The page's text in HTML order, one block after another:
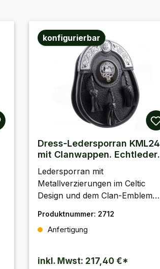
konfigurierbar
Dress-Ledersporran KML24
mit Clanwappen. Echtleder,
handgefertigt
Ledersporran mit
Metallverzierungen im Celtic
Design und dem Clan-Emblem
handgefertigt.Preis ohne
Sporrangürtel. Mit
Rückseite.
Produktnummer: 2712
Anfertigung
inkl. Mwst: 217,40 €*